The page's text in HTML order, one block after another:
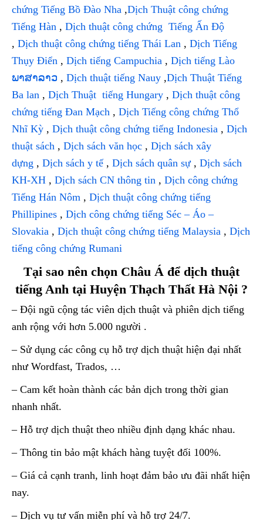
chứng Tiếng Bồ Đào Nha ,Dịch Thuật công chứng
Tiếng Hàn , Dịch thuật công chứng Tiếng Ấn Độ
, Dịch thuật công chứng tiếng Thái Lan , Dịch Tiếng
Thụy Điển , Dịch tiếng Campuchia , Dịch tiếng Lào
ພາສາລາວ , Dịch thuật tiếng Nauy ,Dịch Thuật Tiếng
Ba lan , Dịch Thuật tiếng Hungary , Dịch thuật công
chứng tiếng Đan Mạch , Dịch Tiếng công chứng Thổ
Nhĩ Kỳ , Dịch thuật công chứng tiếng Indonesia , Dịch
thuật sách , Dịch sách văn học , Dịch sách xây
dựng , Dịch sách y tế, Dịch sách quân sự, Dịch sách
KH-XH , Dịch sách CN thông tin , Dịch công chứng
Tiếng Hán Nôm , Dịch thuật công chứng tiếng
Phillipines , Dịch công chứng tiếng Séc – Áo –
Slovakia , Dịch thuật công chứng tiếng Malaysia , Dịch
tiếng công chứng Rumani
Tại sao nên chọn Châu Á để dịch thuật
tiếng Anh tại Huyện Thạch Thất Hà Nội ?
– Đội ngũ cộng tác viên dịch thuật và phiên dịch tiếng
anh rộng với hơn 5.000 người .
– Sử dụng các công cụ hỗ trợ dịch thuật hiện đại nhất
như Wordfast, Trados, …
– Cam kết hoàn thành các bản dịch trong thời gian
nhanh nhất.
– Hỗ trợ dịch thuật theo nhiều định dạng khác nhau.
– Thông tin bảo mật khách hàng tuyệt đối 100%.
– Giá cả cạnh tranh, linh hoạt đảm bảo ưu đãi nhất hiện
nay.
– Dịch vụ tư vấn miễn phí và hỗ trợ 24/7.